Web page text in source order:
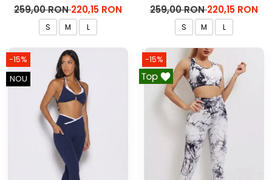
259,00 RON220,15 RON
S M L
259,00 RON220,15 RON
S M L
-15%
NOU
-15%